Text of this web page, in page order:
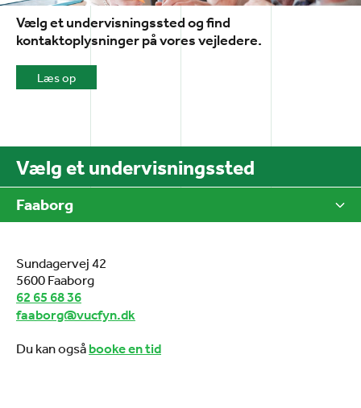
Vælg et undervisningssted og find
kontaktoplysninger på vores vejledere.
Læs op
Vælg et undervisningssted
Faaborg
Sundagervej 42
5600 Faaborg
62 65 68 36
faaborg@vucfyn.dk
Du kan også booke en tid